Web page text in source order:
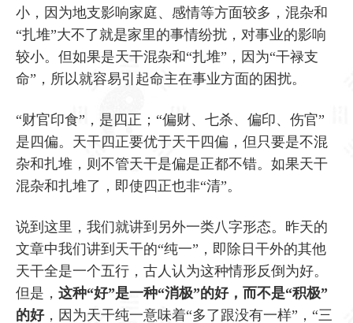
小，因为地支影响家庭、感情等方面较多，混杂和
“扎堆”大不了就是家里的事情纷扰，对事业的影响
较小。但如果是天干混杂和“扎堆”，因为“干禄支
命”，所以就容易引起命主在事业方面的困扰。
“财官印食”，是四正；“偏财、七杀、偏印、伤官”
是四偏。天干四正要优于天干四偏，但只要是不混
杂和扎堆，则不管天干是偏是正都不错。如果天干
混杂和扎堆了，即使四正也非“清”。
说到这里，我们就讲到另外一类八字形态。昨天的
文章中我们讲到天干的“纯一”，即除日干外的其他
天干全是一个五行，古人认为这种情形反倒为好。
但是， 这种“好”是一种“消极”的好，而不是“积极”
的好，因为天干纯一意味着“多了跟没有一样”，“三